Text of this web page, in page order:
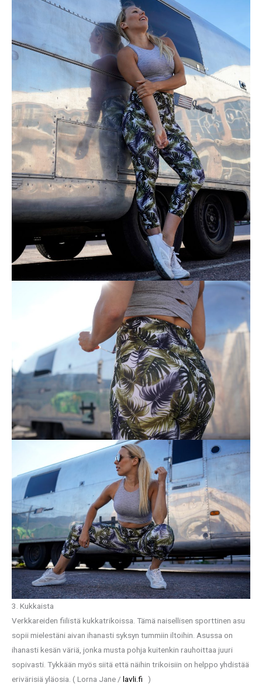
3. Kukkaista
Verkkareiden fiilistä kukkatrikoissa. Tämä naisellisen sporttinen asu
sopii mielestäni aivan ihanasti syksyn tummiin iltoihin. Asussa on
ihanasti kesän väriä, jonka musta pohja kuitenkin rauhoittaa juuri
sopivasti. Tykkään myös siitä että näihin trikoisiin on helppo yhdistää
erivärisiä yläosia. ( Lorna Jane / lavli.fi )